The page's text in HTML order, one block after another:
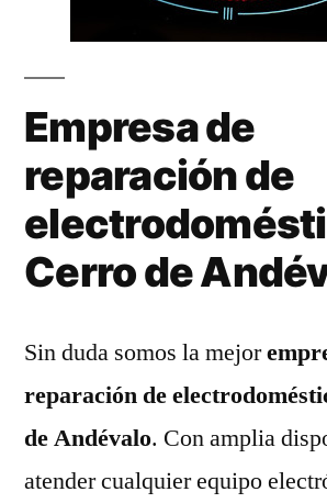
Empresa de
reparación de
Cerro de
Sin duda somos la mejor
reparación de
de Andévalo. Con amplia
atender cualquier equipo